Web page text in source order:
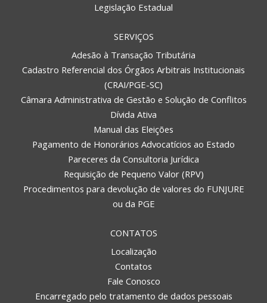
Legislação Estadual
SERVIÇOS
Adesão à Transação Tributária
Cadastro Referencial dos Órgãos Arbitrais Institucionais
(CRAI/PGE-SC)
Câmara Administrativa de Gestão e Solução de Conflitos
Dívida Ativa
Manual das Eleições
Pagamento de Honorários Advocatícios ao Estado
Pareceres da Consultoria Jurídica
Requisição de Pequeno Valor (RPV)
Procedimentos para devolução de valores do FUNJURE
ou da PGE
CONTATOS
Localização
Contatos
Fale Conosco
Encarregado pelo tratamento de dados pessoais